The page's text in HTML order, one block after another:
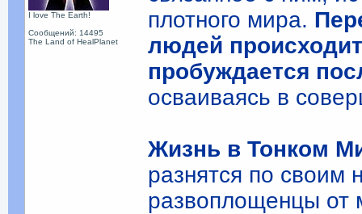
I love The Earth!
Сообщений: 14495
The Land of HealPlanet
плотного мира.
людей
пробуждается
осваиваясь в
Жизнь в Тонком
разнятся по своим
развоплощенцы от